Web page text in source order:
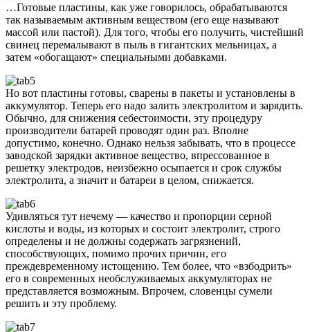
…Готовые пластины, как уже говорилось, обрабатываются
так называемым активным веществом (его еще называют
массой или пастой). Для того, чтобы его получить, чистейший
свинец перемалывают в пыль в гигантских мельницах, а
затем «обогащают» специальными добавками.
Но вот пластины готовы, сварены в пакеты и установлены в
аккумулятор. Теперь его надо залить электролитом и зарядить.
Обычно, для снижения себестоимости, эту процедуру
производители батарей проводят один раз. Вполне
допустимо, конечно. Однако нельзя забывать, что в процессе
заводской зарядки активное вещество, впрессованное в
решетку электродов, неизбежно осыпается и срок службы
электролита, а значит и батареи в целом, снижается.
Удивляться тут нечему — качество и пропорции серной
кислоты и воды, из которых и состоит электролит, строго
определены и не должны содержать загрязнений,
способствующих, помимо прочих причин, его
преждевременному истощению. Тем более, что «взбодрить»
его в современных необслуживаемых аккумуляторах не
представляется возможным. Впрочем, словенцы сумели
решить и эту проблему.